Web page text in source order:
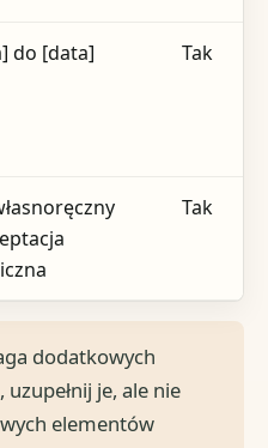
do [data] Tak
Tak
dodatkowych
je, ale nie
elementów